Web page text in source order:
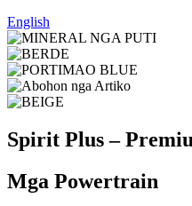
English
Spirit Plus –
Mga Powertrain